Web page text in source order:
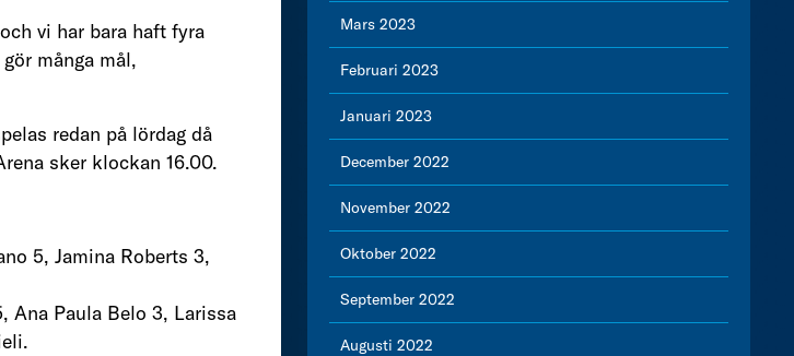
vi har bara haft fyra
många mål,
redan på lördag då
sker klockan 16.00.
5, Jamina Roberts 3,
Ana Paula Belo 3, Larissa
Mars 2023
Februari 2023
Januari 2023
December 2022
November 2022
Oktober 2022
September 2022
Augusti 2022